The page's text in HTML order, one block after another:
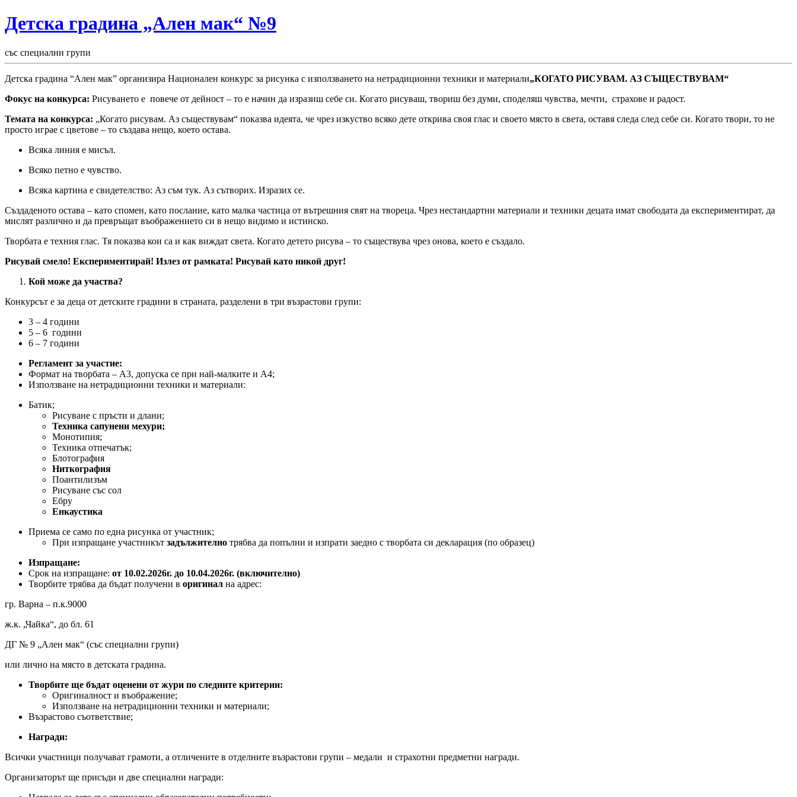
Детска градина „Ален мак“ №9
със специални групи
Детска градина “Ален мак” организира Национален конкурс за рисунка с използването на нетрадиционни техники и материали„КОГАТО РИСУВАМ. АЗ СЪЩЕСТВУВАМ“
Фокус на конкурса: Рисуването е повече от дейност – то е начин да изразиш себе си. Когато рисуваш, твориш без думи, споделяш чувства, мечти, страхове и радост.
Темата на конкурса: „Когато рисувам. Аз съществувам“ показва идеята, че чрез изкуство всяко дете открива своя глас и своето място в света, оставя следа след себе си. Когато твори, то не
просто играе с цветове – то създава нещо, което остава.
Всяка линия е мисъл.
Всяко петно е чувство.
Всяка картина е свидетелство: Аз съм тук. Аз сътворих. Изразих се.
Създаденото остава – като спомен, като послание, като малка частица от вътрешния свят на твореца. Чрез нестандартни материали и техники децата имат свободата да експериментират, да
мислят различно и да превръщат въображението си в нещо видимо и истинско.
Творбата е техния глас. Тя показва кои са и как виждат света. Когато детето рисува – то съществува чрез онова, което е създало.
Рисувай смело! Експериментирай! Излез от рамката! Рисувай като никой друг!
Кой може да участва?
Конкурсът е за деца от детските градини в страната, разделени в три възрастови групи:
3 – 4 години
5 – 6 години
6 – 7 години
Регламент за участие:
Формат на творбата – А3, допуска се при най-малките и А4;
Използване на нетрадиционни техники и материали:
Батик;
Рисуване с пръсти и длани;
Техника сапунени мехури;
Монотипия;
Техника отпечатък;
Блотография
Ниткография
Поантилизъм
Рисуване със сол
Ебру
Енкаустика
Приема се само по една рисунка от участник;
При изпращане участникът задължително трябва да попълни и изпрати заедно с творбата си декларация (по образец)
Изпращане:
Срок на изпращане: от 10.02.2026г. до 10.04.2026г. (включително)
Творбите трябва да бъдат получени в оригинал на адрес:
гр. Варна – п.к.9000
ж.к. „Чайка“, до бл. 61
ДГ № 9 „Ален мак“ (със специални групи)
или лично на място в детската градина.
Творбите ще бъдат оценени от жури по следните критерии:
Оригиналност и въображение;
Използване на нетрадиционни техники и материали;
Възрастово съответствие;
Награди:
Всички участници получават грамоти, а отличените в отделните възрастови групи – медали и страхотни предметни награди.
Организаторът ще присъди и две специални награди: